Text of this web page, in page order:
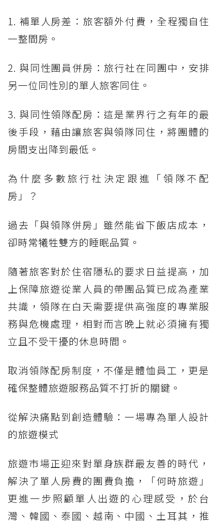
1. 補單人房差：旅客額外付費，全程獨自住
一整間房。
2. 與同性團員併房：旅行社在同團中，安排
另一位同性別的單人旅客同住。
3. 與同性領隊配房：這是業界行之有年的最
後手段，藉由讓旅客與領隊同住，將團體的
房間支出降到最低。
為什麼多數旅行社決定跟進「領隊不配
房」？
過去「與領隊併房」雖然能省下飯店成本，
卻時常犧牲雙方的睡眠品質。
隨著旅客對於住宿隱私的要求日益提高，加
上保障旅遊從業人員的帶團品質已成為產業
共識，領隊在白天需要提供高強度的專業服
務與危機處理，相對而言晚上就必須擁有獨
立且不受干擾的休息時間。
取消領隊配房制度，不僅是體恤員工，更是
確保整體旅遊服務品質不打折的關鍵。
從解決痛點到創造體驗：一場專為單人設計
的旅遊模式
旅遊市場正迎來對單身族群最友善的時代，
解決了單人房費的團費負擔，「何時旅遊」
更進一步照顧單人出遊的心理感受，於台
灣、韓國、泰國、越南、中國、土耳其，推